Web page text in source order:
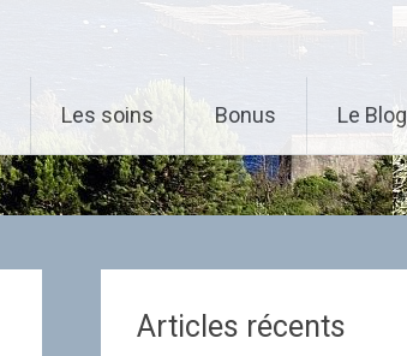
Les soins Bonus Le Blog
Articles récents